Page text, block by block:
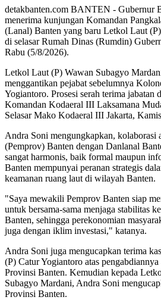
detakbanten.com BANTEN - Gubernur
menerima kunjungan Komandan
(Lanal) Banten yang baru Letkol Laut
di selasar Rumah Dinas (Rumdin)
Rabu (5/8/2026).
Letkol Laut (P) Wawan Subagyo
menggantikan pejabat sebelumnya
Yogiantoro. Prosesi serah terima jabatan
Komandan Kodaeral III Laksamana
Selasar Mako Kodaeral III Jakarta,
Andra Soni mengungkapkan, kolaborasi
(Pemprov) Banten dengan Danlanal
sangat harmonis, baik formal maupun
Banten mempunyai peranan strategis
keamanan ruang laut di wilayah Banten.
"Saya mewakili Pemprov Banten siap
untuk bersama-sama menjaga stabilitas
Banten, sehingga perekonomian
juga dengan iklim investasi," katanya.
Andra Soni juga mengucapkan terima
(P) Catur Yogiantoro atas pengabdiannya
Provinsi Banten. Kemudian kepada
Subagyo Mardani, Andra Soni
Provinsi Banten.